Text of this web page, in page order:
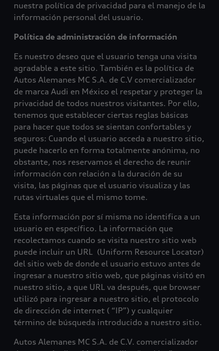
nuestra política de privacidad para el manejo de la
información personal del usuario.
Política de administración de información
Es nuestro deseo que el usuario tenga una visita
agradable a este sitio. También es la política de
Autos Alemanes MC S.A. de C.V comercializador
de marca Audi en México el respetar y proteger la
privacidad de todos nuestros visitantes. Por ello,
tenemos que establecer ciertas reglas básicas
para hacer que todos se sientan confortables y
seguros: Cuando el usuario acceda a nuestro sitio,
puede hacerlo en forma totalmente anónima, no
obstante, nos reservamos el derecho de reunir
información con relación a la duración de su
visita, las páginas que el usuario visualiza y las
rutas virtuales que el mismo tome.
Esta información por sí misma no identifica a un
usuario en específico. La información que
recolectamos cuando se visita nuestro sitio web
puede incluir un URL (Uniform Resource Locator)
del sitio web de donde el usuario estuvo antes de
ingresar a nuestro sitio web, que páginas visitó en
nuestro sitio, a que URL va después, que browser
utilizó para ingresar a nuestro sitio, el protocolo
de dirección de internet ( “IP”) y cualquier
término de búsqueda introducido a nuestro sitio.
Autos Alemanes MC S.A. de C.V. comercializador